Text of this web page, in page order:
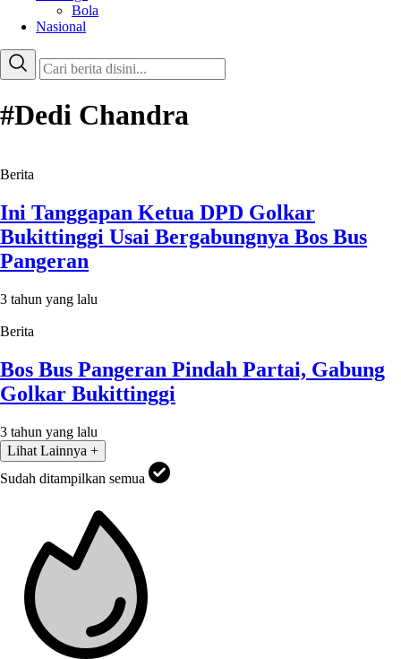
Bola
Nasional
#Dedi Chandra
Berita
Ini Tanggapan Ketua DPD Golkar
Bukittinggi Usai Bergabungnya Bos Bus
Pangeran
3 tahun yang lalu
Berita
Bos Bus Pangeran Pindah Partai, Gabung
Golkar Bukittinggi
3 tahun yang lalu
Lihat Lainnya +
Sudah ditampilkan semua